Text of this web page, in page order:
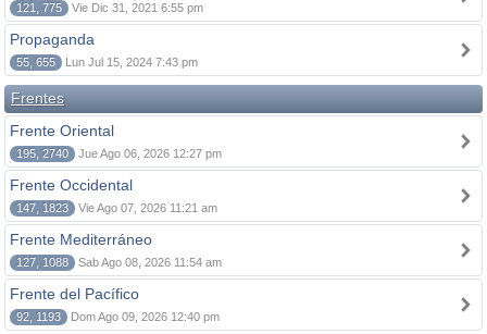
121, 775 Vie Dic 31, 2021 6:55 pm
Propaganda
55, 655 Lun Jul 15, 2024 7:43 pm
Frentes
Frente Oriental
195, 2740 Jue Ago 06, 2026 12:27 pm
Frente Occidental
147, 1823 Vie Ago 07, 2026 11:21 am
Frente Mediterráneo
127, 1088 Sab Ago 08, 2026 11:54 am
Frente del Pacífico
92, 1193 Dom Ago 09, 2026 12:40 pm